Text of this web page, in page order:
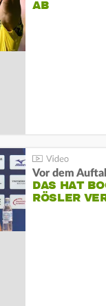
AB
DAS HAT
RÖSLER